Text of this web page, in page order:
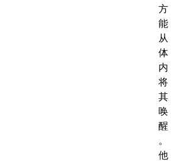
方
能
从
体
内
将
其
唤
醒
。
他